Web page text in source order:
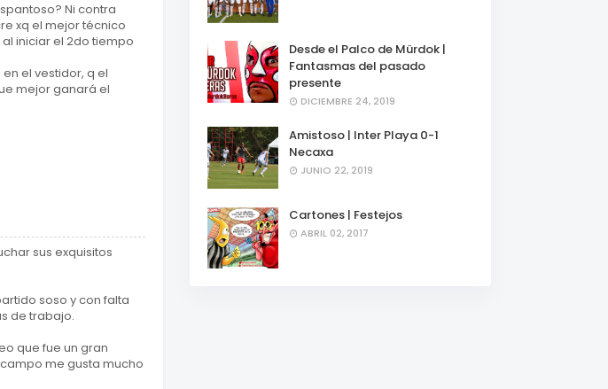
Ni contra
xq el mejor técnico
iniciar el 2do tiempo
el vestidor, q el
mejor ganará el
sus exquisitos
soso y con falta
de trabajo.
que fue un gran
me gusta mucho
Desde el Palco de Mürdok |
Fantasmas del pasado
presente
DICIEMBRE 24, 2019
Amistoso | Inter Playa 0-1
Necaxa
JUNIO 22, 2019
Cartones | Festejos
ABRIL 02, 2017